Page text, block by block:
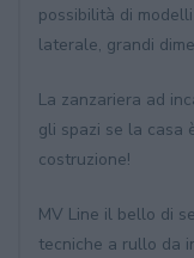
possibilità di
laterale, grandi
La zanzariera ad
gli spazi se la casa
costruzione!
MV Line il bello di
tecniche a rullo da